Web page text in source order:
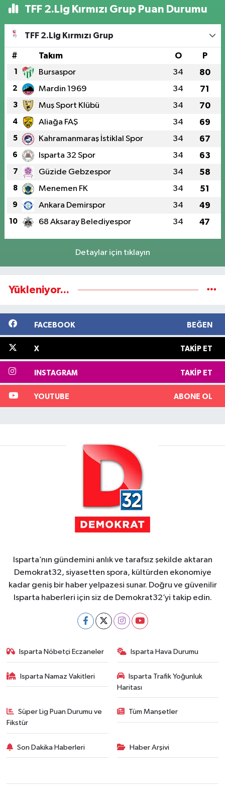
TFF 2.Lig Kırmızı Grup Puan Durumu
TFF 2.Lig Kırmızı Grup
# Takım O P
1 Bursaspor 34 80
2 Mardin 1969 34 71
3 Muş Sport Klübü 34 70
4 Aliağa FAŞ 34 69
5 Kahramanmaraş İstiklal Spor 34 67
6 Isparta 32 Spor 34 63
7 Güzide Gebzespor 34 58
8 Menemen FK 34 51
9 Ankara Demirspor 34 49
10 68 Aksaray Belediyespor 34 47
Detaylar için tıklayın
Yükleniyor...
FACEBOOK BEĞEN
X TAKIP ET
INSTAGRAM TAKIP ET
YOUTUBE ABONE OL
Isparta’nın gündemini anlık ve tarafsız şekilde aktaran
Demokrat32, siyasetten spora, kültürden ekonomiye
kadar geniş bir haber yelpazesi sunar. Doğru ve güvenilir
Isparta haberleri için siz de Demokrat32’yi takip edin.
Isparta Nöbetçi Eczaneler Isparta Hava Durumu
Isparta Namaz Vakitleri
Isparta Trafik Yoğunluk
Haritası
Süper Lig Puan Durumu ve
Fikstür
Tüm Manşetler
Son Dakika Haberleri Haber Arşivi